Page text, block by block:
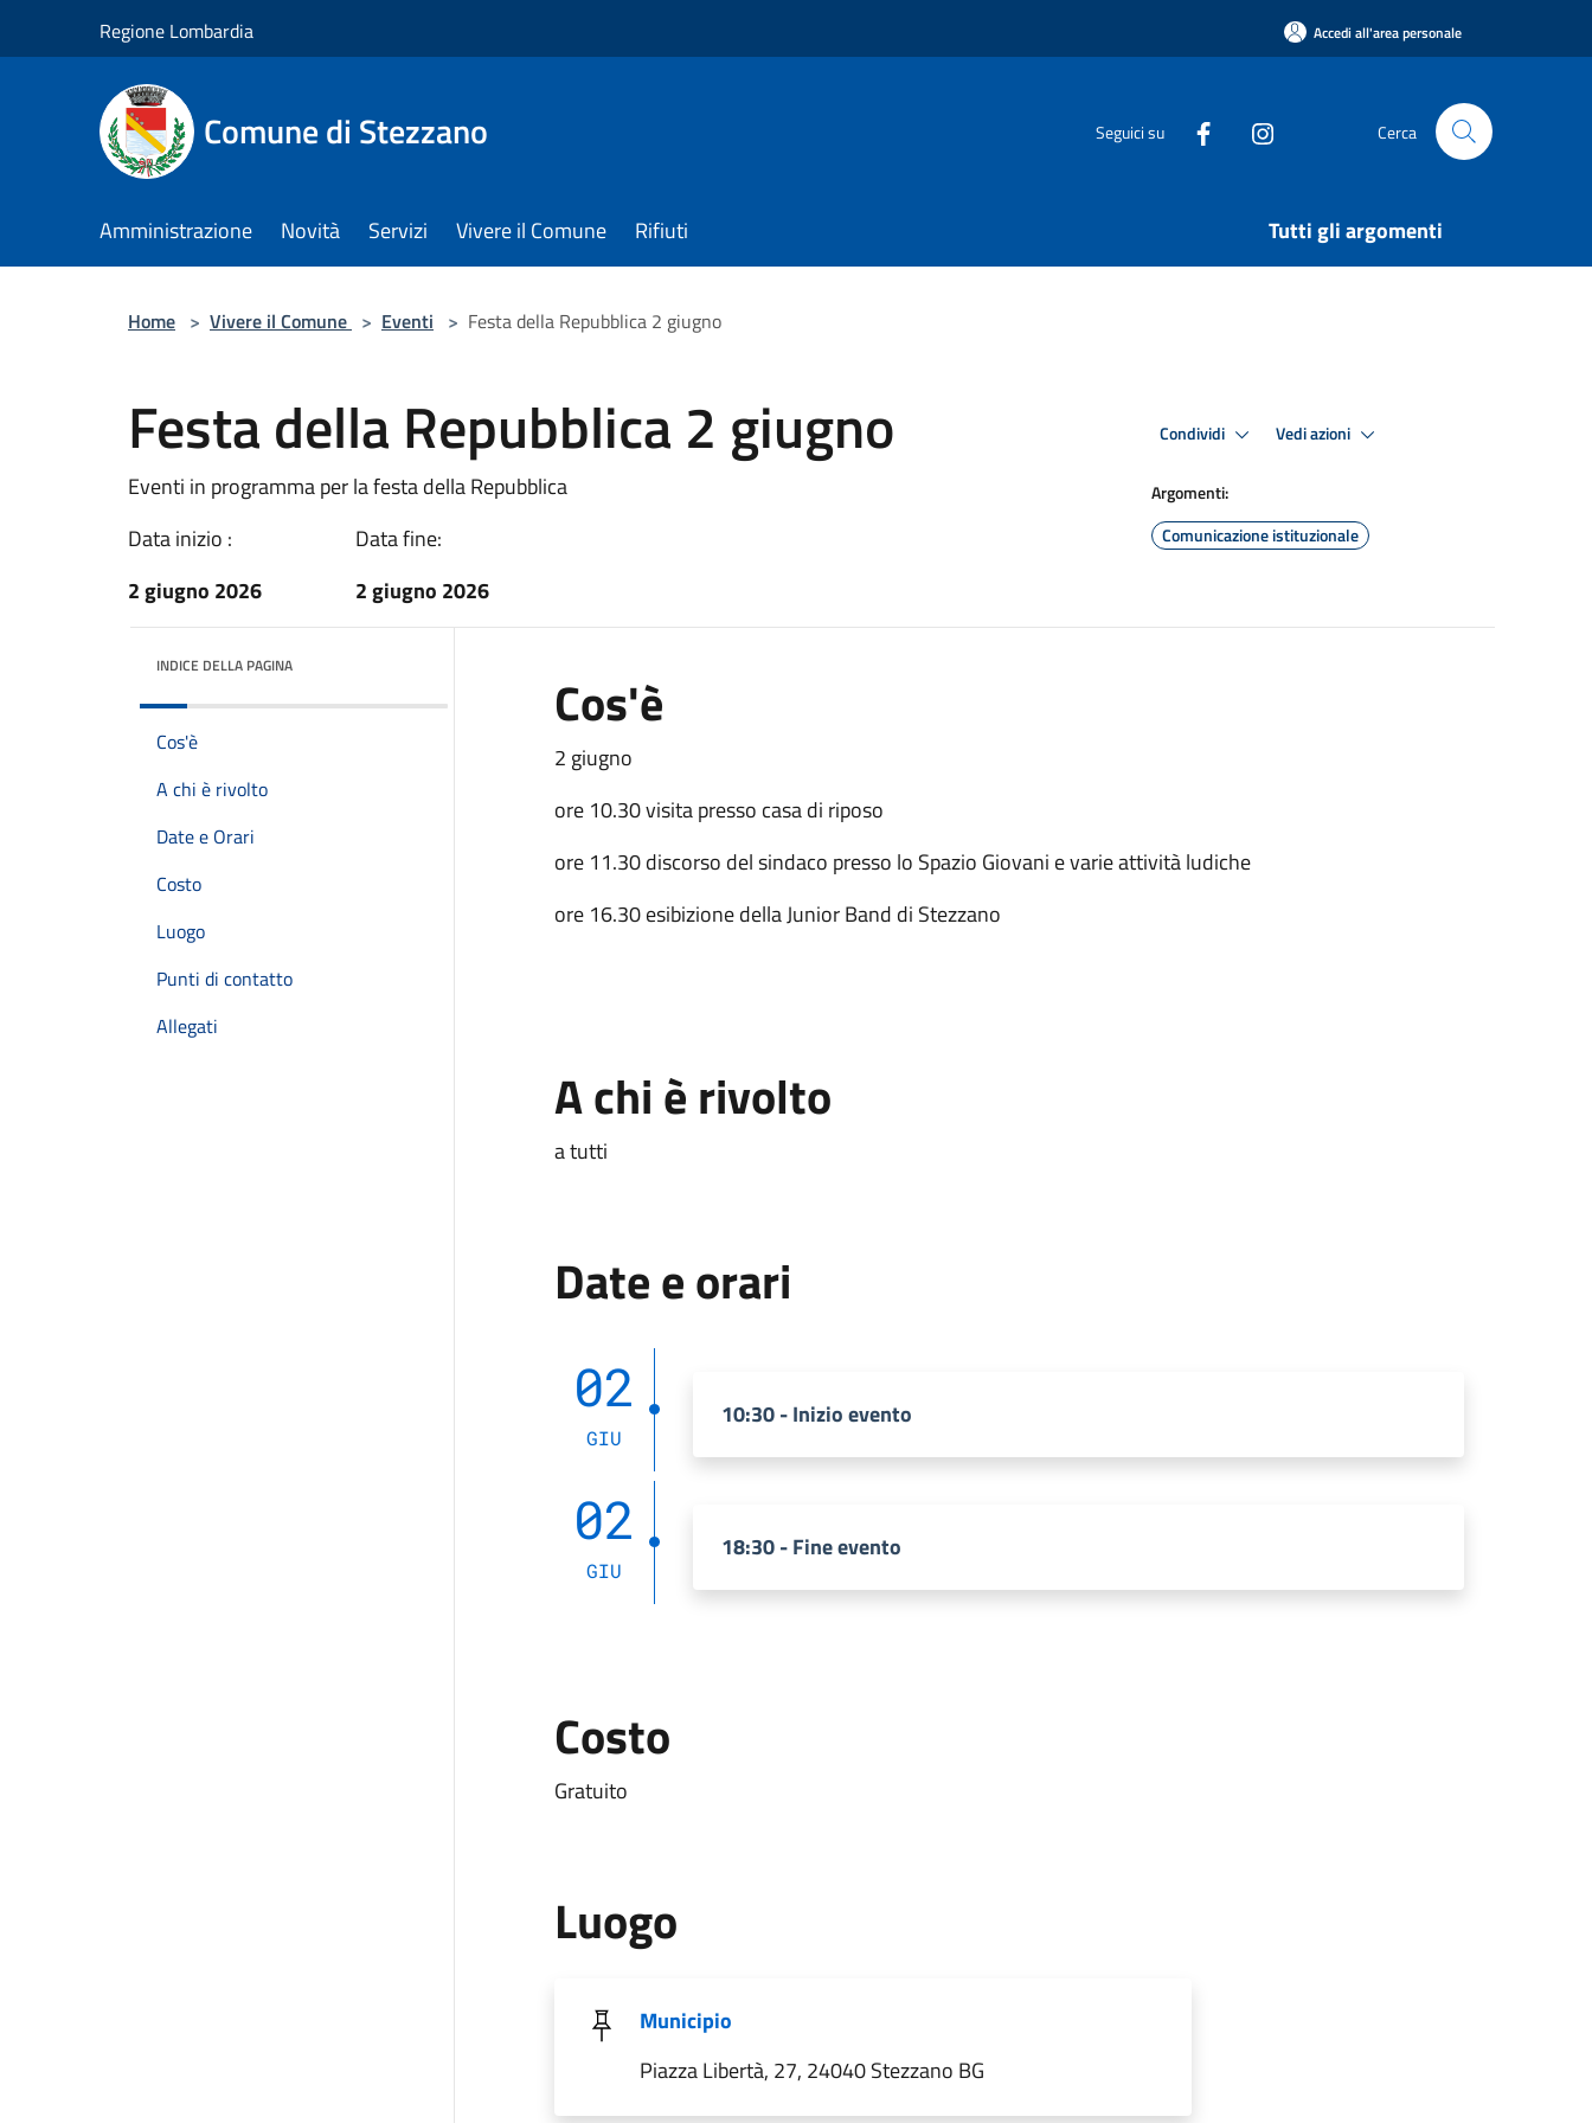
Regione Lombardia Accedi all'area personale
Comune di Stezzano Seguici su Cerca
Amministrazione Novità Servizi Vivere il Comune Rifiuti Tutti gli argomenti
Home > Vivere il Comune > Eventi > Festa della Repubblica 2 giugno
Festa della Repubblica 2 giugno
Eventi in programma per la festa della Repubblica
Data inizio :
2 giugno 2026
Data fine:
2 giugno 2026
Condividi Vedi azioni
Argomenti:
Comunicazione istituzionale
INDICE DELLA PAGINA
Cos'è
A chi è rivolto
Date e Orari
Costo
Luogo
Punti di contatto
Allegati
Cos'è
2 giugno
ore 10.30 visita presso casa di riposo
ore 11.30 discorso del sindaco presso lo Spazio Giovani e varie attività ludiche
ore 16.30 esibizione della Junior Band di Stezzano
A chi è rivolto
a tutti
Date e orari
02
GIU
10:30 - Inizio evento
02
GIU
18:30 - Fine evento
Costo
Gratuito
Luogo
Municipio
Piazza Libertà, 27, 24040 Stezzano BG